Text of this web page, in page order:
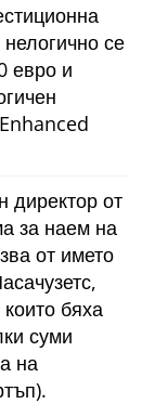
се
евро и
директор от
за наем на
от името
бяха
суми
на